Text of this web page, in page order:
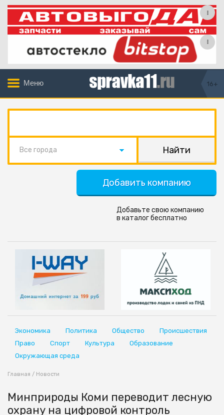
Меню 16+
Все города
Добавить компанию
Добавьте свою компанию
в каталог бесплатно
Экономика Политика Общество
Происшествия
Право
Спорт Культура
Образование
Окружающая среда
Главная / Новости
Минприроды Коми переводит лесную
охрану на цифровой контроль